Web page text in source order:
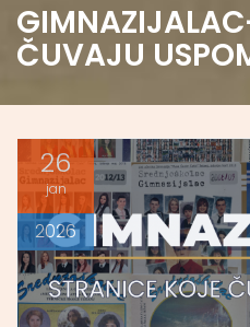
ČUVAJU
26
jan
2026